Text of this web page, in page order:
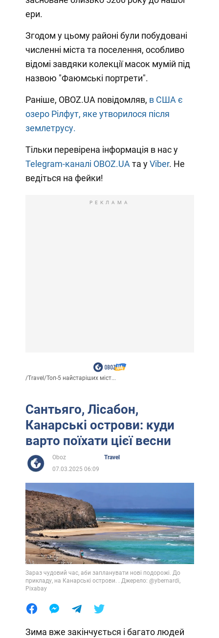
ери.
Згодом у цьому районі були побудовані
численні міста та поселення, особливо
відомі завдяки колекції масок мумій під
назвою "Фаюмські портрети".
Раніше, OBOZ.UA повідомляв, в США є
озеро Рілфут, яке утворилося після
землетрусу.
Тільки перевірена інформація в нас у
Telegram-каналі OBOZ.UA та уViber. Не
ведіться на фейки!
РЕКЛАМА
/Travel/Топ-5 найстаріших міст...
Сантьяго, Лісабон,
Канарські острови: куди
варто поїхати цієї весни
Oboz
Travel
07.03.2025 06:09
Зараз чудовий час, аби запланувати нові подорожі. До
прикладу, на Канарські острови. . Джерело: @ybernardi,
Pixabay
Зима вже закінчується і багато людей